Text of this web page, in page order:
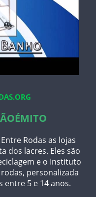
Rodas as lojas
dos lacres. Eles são
e o Instituto
personalizada
entre 5 e 14 anos.